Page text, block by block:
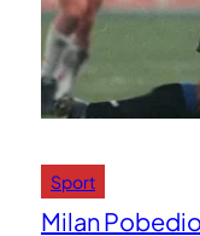
Sport
Milan